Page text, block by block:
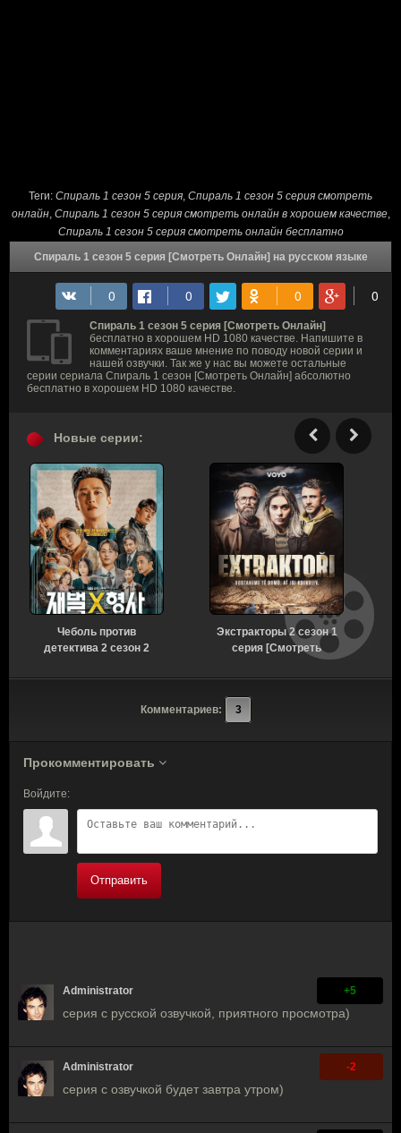
Теги: Спираль 1 сезон 5 серия, Спираль 1 сезон 5 серия смотреть
онлайн, Спираль 1 сезон 5 серия смотреть онлайн в хорошем качестве,
Спираль 1 сезон 5 серия смотреть онлайн бесплатно
Спираль 1 сезон 5 серия [Смотреть Онлайн] на русском языке
Спираль 1 сезон 5 серия [Смотреть Онлайн]
бесплатно в хорошем HD 1080 качестве. Напишите в
комментариях ваше мнение по поводу новой серии и
нашей озвучки. Так же у нас вы можете остальные
серии сериала Спираль 1 сезон [Смотреть Онлайн] абсолютно
бесплатно в хорошем HD 1080 качестве.
Новые серии:
Чеболь против
детектива 2 сезон 2
Онлайн]
Экстракторы 2 сезон 1
серия [Смотреть
Комментариев: 3
Прокомментировать
Войдите:
Отправить
Administrator +5
серия с русской озвучкой, приятного просмотра)
Administrator -2
серия с озвучкой будет завтра утром)